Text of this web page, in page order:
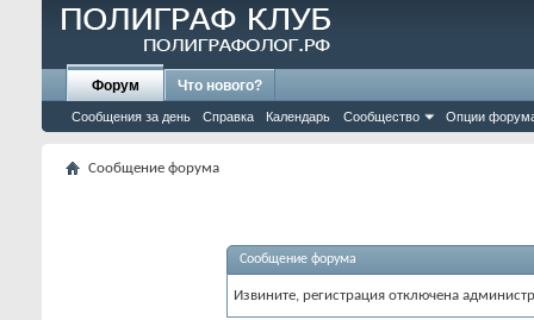
Форум
Сообщения за день Справка Календарь Сообщество Опции
Что нового?
Сообщение форума
Сообщение форума
Извините, регистрация отключена